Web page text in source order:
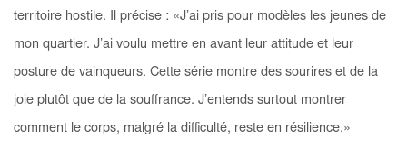
territoire hostile. Il précise : «J’ai pris pour modèles les jeunes de
mon quartier. J’ai voulu mettre en avant leur attitude et leur
posture de vainqueurs. Cette série montre des sourires et de la
joie plutôt que de la souffrance. J’entends surtout montrer
comment le corps, malgré la difficulté, reste en résilience.»